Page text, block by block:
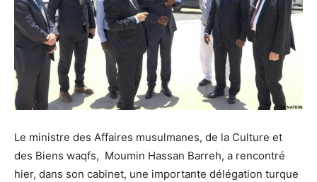
Le ministre des Affaires musulmanes, de la Culture et
des Biens waqfs, Moumin Hassan Barreh, a rencontré
hier, dans son cabinet, une importante délégation turque